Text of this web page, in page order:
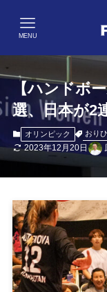
MENU
【ハンドボ
選、日本が2
オリンピック おり
2023年12月20日